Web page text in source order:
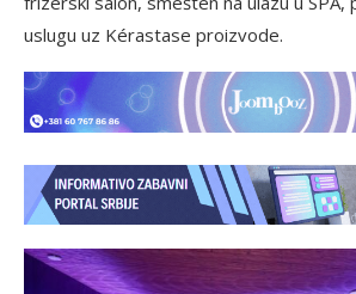
uslugu uz Kérastase proizvode.